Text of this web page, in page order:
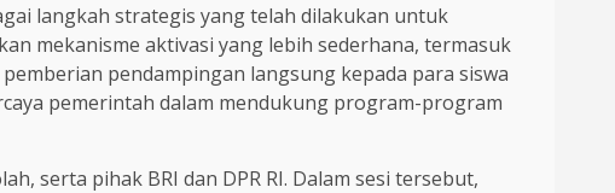
langkah strategis yang telah dilakukan untuk
mekanisme aktivasi yang lebih sederhana, termasuk
pendampingan langsung kepada para siswa
pemerintah dalam mendukung program-program
serta pihak BRI dan DPR RI. Dalam sesi tersebut,